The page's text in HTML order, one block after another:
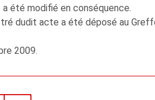
été modifié en conséquence.
dudit acte a été déposé au
2009.